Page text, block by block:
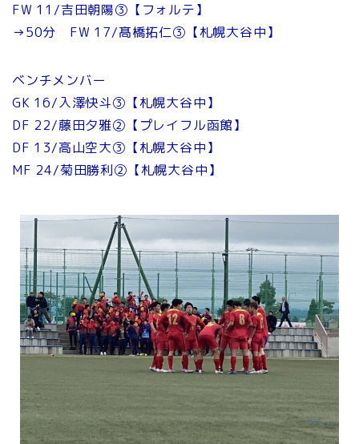
FW 11/吉田朝陽③【フォルテ】
→50分 FW 17/髙橋拓仁③【札幌大谷中】
ベンチメンバー
GK 16/入澤快斗③【札幌大谷中】
DF 22/藤田夕雅②【プレイフル函館】
DF 13/高山空大③【札幌大谷中】
MF 24/菊田勝利②【札幌大谷中】